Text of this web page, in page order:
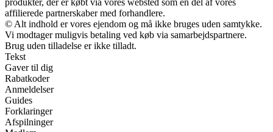
affilierede partnerskaber med forhandlere.
© Alt indhold er vores ejendom og må ikke bruges uden samtykke.
Vi modtager muligvis betaling ved køb via samarbejdspartnere.
Brug uden tilladelse er ikke tilladt.
Tekst
Gaver til dig
Rabatkoder
Anmeldelser
Guides
Forklaringer
Afspilninger